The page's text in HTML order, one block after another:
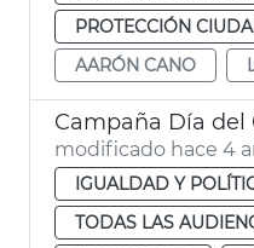
PROTECCIÓN
AARÓN CANO
Campaña Día del
modificado hace 4
IGUALDAD Y
TODAS LAS